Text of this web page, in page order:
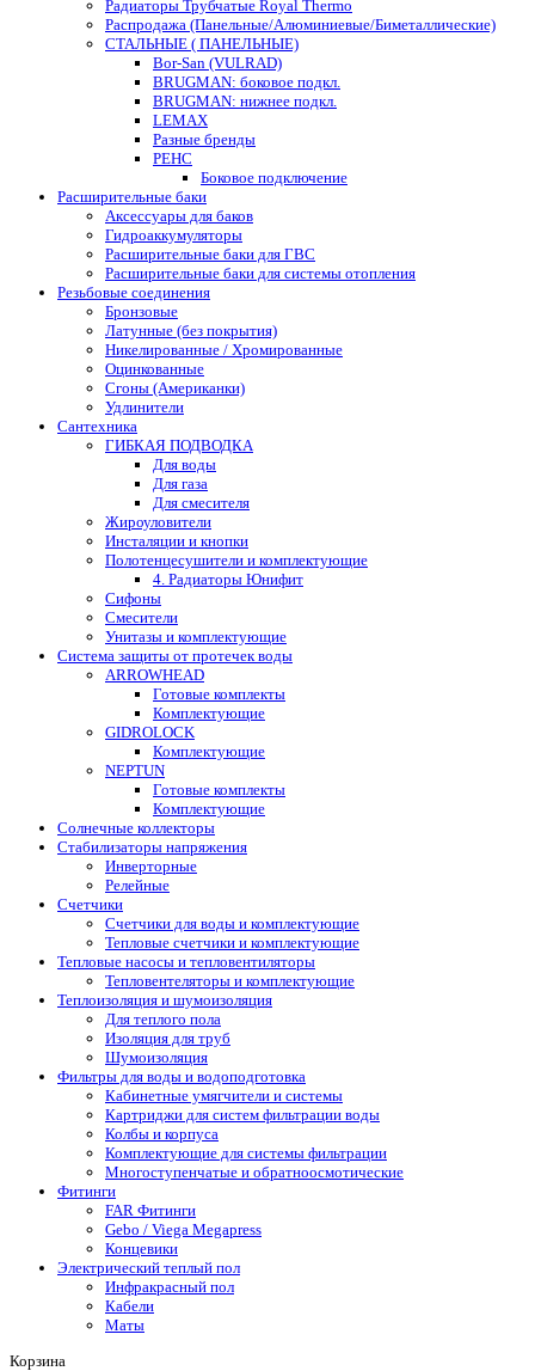
Радиаторы Трубчатые Royal Thermo
Распродажа (Панельные/Алюминиевые/Биметаллические)
СТАЛЬНЫЕ ( ПАНЕЛЬНЫЕ)
Bor-San (VULRAD)
BRUGMAN: боковое подкл.
BRUGMAN: нижнее подкл.
LEMAX
Разные бренды
РЕНС
Боковое подключение
Расширительные баки
Аксессуары для баков
Гидроаккумуляторы
Расширительные баки для ГВС
Расширительные баки для системы отопления
Резьбовые соединения
Бронзовые
Латунные (без покрытия)
Никелированные / Хромированные
Оцинкованные
Сгоны (Американки)
Удлинители
Сантехника
ГИБКАЯ ПОДВОДКА
Для воды
Для газа
Для смесителя
Жироуловители
Инсталяции и кнопки
Полотенцесушители и комплектующие
4. Радиаторы Юнифит
Сифоны
Смесители
Унитазы и комплектующие
Система защиты от протечек воды
ARROWHEAD
Готовые комплекты
Комплектующие
GIDROLOCK
Комплектующие
NEPTUN
Готовые комплекты
Комплектующие
Солнечные коллекторы
Стабилизаторы напряжения
Инверторные
Релейные
Счетчики
Счетчики для воды и комплектующие
Тепловые счетчики и комплектующие
Тепловые насосы и тепловентиляторы
Тепловентеляторы и комплектующие
Теплоизоляция и шумоизоляция
Для теплого пола
Изоляция для труб
Шумоизоляция
Фильтры для воды и водоподготовка
Кабинетные умягчители и системы
Картриджи для систем фильтрации воды
Колбы и корпуса
Комплектующие для системы фильтрации
Многоступенчатые и обратноосмотические
Фитинги
FAR Фитинги
Gebo / Viega Megapress
Концевики
Электрический теплый пол
Инфракрасный пол
Кабели
Маты
Корзина